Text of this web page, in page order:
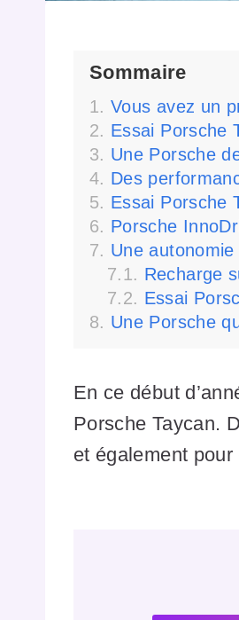
Sommaire
Vous avez un
Essai Porsche
Une Porsche
Des
Essai Porsche
Porsche
Une
Recharge
Essai
Une Porsche
En ce début
Porsche Taycan.
et également pour